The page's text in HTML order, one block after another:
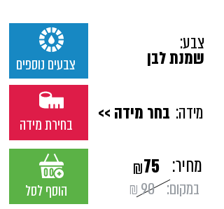
שמנת לבן
צבע:
צבעים נוספים
בחירת מידה בחר מידה >> מידה:
הוסף לסל ₪90 במקום:
₪75 מחיר: